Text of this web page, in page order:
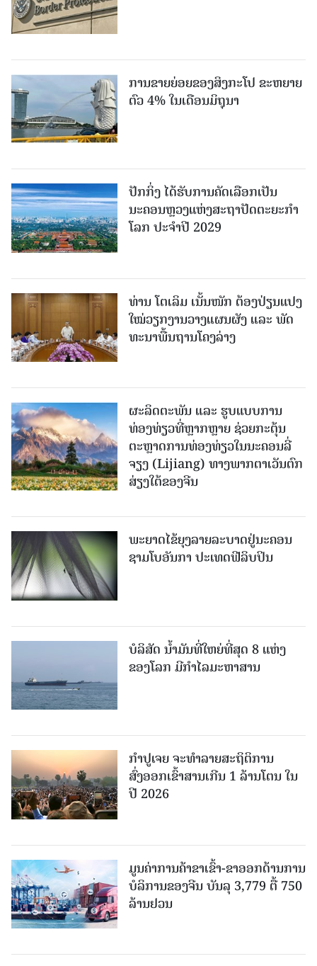
ການຂາຍຍ່ອຍຂອງສິງກະໂປ ຂະຫຍາຍ
ຕົວ 4% ໃນເດືອນມິຖຸນາ
ປັກກິ່ງ ໄດ້ຮັບການຄັດເລືອກເປັນ
ນະຄອນຫຼວງແຫ່ງສະຖາປັດຕະຍະກຳ
ໂລກ ປະຈຳປີ 2029
ທ່ານ ໂຕ​ເລິມ ເນັ້ນໜັກ ຕ້ອງ​ປ່ຽນ​ແປງ​
ໃໝ່​ວຽກ​ງານ​ວາງ​ແຜນ​ຜັງ ແລະ ​ພັດ​
ທະ​ນາ​ພື້ນ​ຖານ​ໂຄງ​ລ່າງ
ຜະລິດຕະພັນ ແລະ ຮູບແບບການ
ທ່ອງທ່ຽວທີ່ຫຼາກຫຼາຍ ຊ່ວຍກະຕຸ້ນ
ຕະຫຼາດການທ່ອງທ່ຽວໃນນະຄອນລີ່
ຈຽງ (Lijiang) ທາງພາກຕາເວັນຕົກ
ສ່ຽງໃຕ້ຂອງຈີນ
ພະຍາດໄຂ້ຍຸງລາຍລະບາດຢູ່ນະຄອນ
ຊາມໂບ​ອັນກາ ປະເທດຟີລິບປິນ
ບໍລິສັດ ນ້ຳມັນທີ່ໃຫຍ່ທີ່ສຸດ 8 ແຫ່ງ
ຂອງໂລກ ມີກຳໄລມະຫາສານ
ກຳປູເຈຍ ຈະທຳລາຍສະຖິຕິການ
ສົ່ງອອກເຂົ້າສານເກີນ 1 ລ້ານໂຕນ ໃນ
ປີ 2026
ມູນຄ່າການຄ້າຂາເຂົ້າ-ຂາອອກດ້ານການ
ບໍລິການຂອງຈີນ ບັນລຸ 3,779 ຕື້ 750
ລ້ານຢວນ